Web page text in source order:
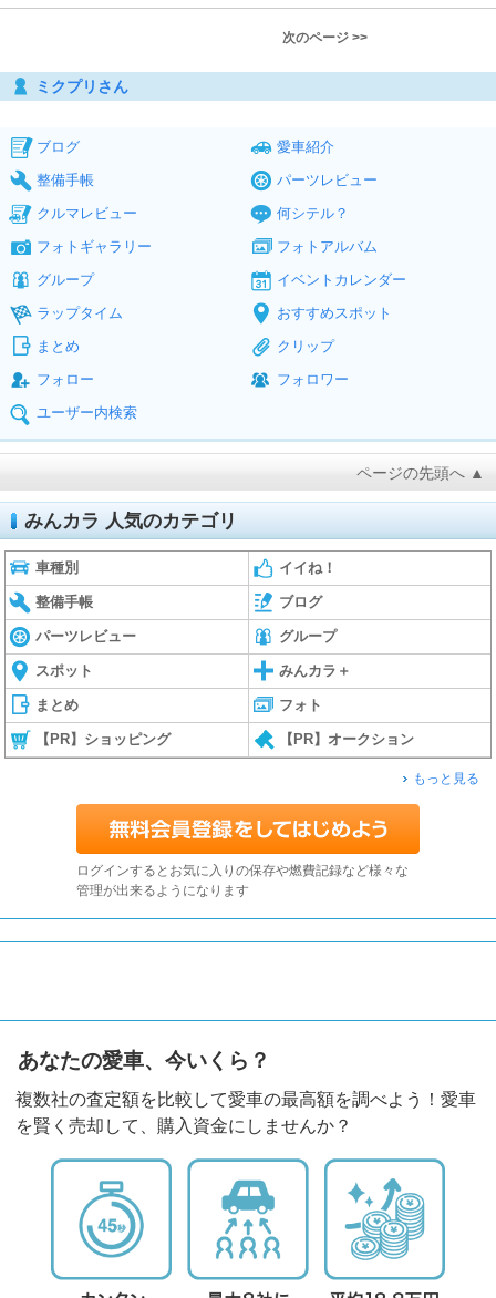
次のページ >>
ミクプリさん
ブログ
愛車紹介
整備手帳
パーツレビュー
クルマレビュー
何シテル？
フォトギャラリー
フォトアルバム
グループ
イベントカレンダー
ラップタイム
おすすめスポット
まとめ
クリップ
フォロー
フォロワー
ユーザー内検索
ページの先頭へ ▲
みんカラ 人気のカテゴリ
車種別 イイね！
整備手帳 ブログ
パーツレビュー グループ
スポット みんカラ＋
まとめ フォト
【PR】ショッピング 【PR】オークション
もっと見る
ログインするとお気に入りの保存や燃費記録など様々な
管理が出来るようになります
あなたの愛車、今いくら？
複数社の査定額を比較して愛車の最高額を調べよう！愛車
を賢く売却して、購入資金にしませんか？